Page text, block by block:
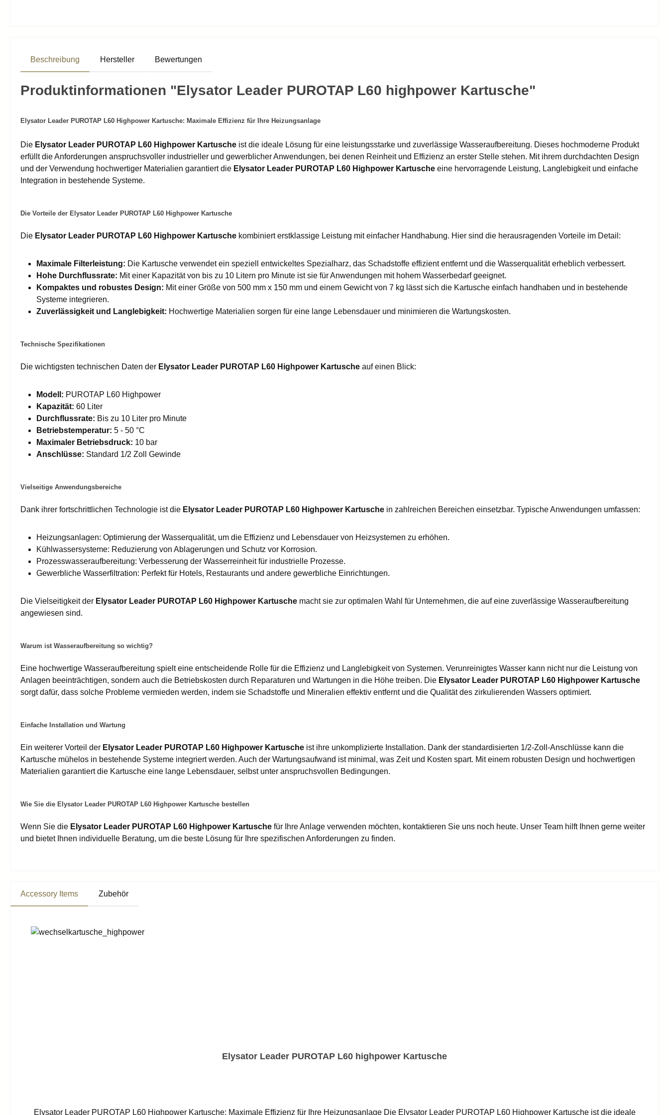
Beschreibung Hersteller Bewertungen
Produktinformationen "Elysator Leader PUROTAP L60 highpower Kartusche"
Elysator Leader PUROTAP L60 Highpower Kartusche: Maximale Effizienz für Ihre Heizungsanlage
Die Elysator Leader PUROTAP L60 Highpower Kartusche ist die ideale Lösung für eine leistungsstarke und zuverlässige Wasseraufbereitung. Dieses hochmoderne Produkt
erfüllt die Anforderungen anspruchsvoller industrieller und gewerblicher Anwendungen, bei denen Reinheit und Effizienz an erster Stelle stehen. Mit ihrem durchdachten Design
und der Verwendung hochwertiger Materialien garantiert die Elysator Leader PUROTAP L60 Highpower Kartusche eine hervorragende Leistung, Langlebigkeit und einfache
Integration in bestehende Systeme.
Die Vorteile der Elysator Leader PUROTAP L60 Highpower Kartusche
Die Elysator Leader PUROTAP L60 Highpower Kartusche kombiniert erstklassige Leistung mit einfacher Handhabung. Hier sind die herausragenden Vorteile im Detail:
Maximale Filterleistung: Die Kartusche verwendet ein speziell entwickeltes Spezialharz, das Schadstoffe effizient entfernt und die Wasserqualität erheblich verbessert.
Hohe Durchflussrate: Mit einer Kapazität von bis zu 10 Litern pro Minute ist sie für Anwendungen mit hohem Wasserbedarf geeignet.
Kompaktes und robustes Design: Mit einer Größe von 500 mm x 150 mm und einem Gewicht von 7 kg lässt sich die Kartusche einfach handhaben und in bestehende
Systeme integrieren.
Zuverlässigkeit und Langlebigkeit: Hochwertige Materialien sorgen für eine lange Lebensdauer und minimieren die Wartungskosten.
Technische Spezifikationen
Die wichtigsten technischen Daten der Elysator Leader PUROTAP L60 Highpower Kartusche auf einen Blick:
Modell: PUROTAP L60 Highpower
Kapazität: 60 Liter
Durchflussrate: Bis zu 10 Liter pro Minute
Betriebstemperatur: 5 - 50 °C
Maximaler Betriebsdruck: 10 bar
Anschlüsse: Standard 1/2 Zoll Gewinde
Vielseitige Anwendungsbereiche
Dank ihrer fortschrittlichen Technologie ist die Elysator Leader PUROTAP L60 Highpower Kartusche in zahlreichen Bereichen einsetzbar. Typische Anwendungen umfassen:
Heizungsanlagen: Optimierung der Wasserqualität, um die Effizienz und Lebensdauer von Heizsystemen zu erhöhen.
Kühlwassersysteme: Reduzierung von Ablagerungen und Schutz vor Korrosion.
Prozesswasseraufbereitung: Verbesserung der Wasserreinheit für industrielle Prozesse.
Gewerbliche Wasserfiltration: Perfekt für Hotels, Restaurants und andere gewerbliche Einrichtungen.
Die Vielseitigkeit der Elysator Leader PUROTAP L60 Highpower Kartusche macht sie zur optimalen Wahl für Unternehmen, die auf eine zuverlässige Wasseraufbereitung
angewiesen sind.
Warum ist Wasseraufbereitung so wichtig?
Eine hochwertige Wasseraufbereitung spielt eine entscheidende Rolle für die Effizienz und Langlebigkeit von Systemen. Verunreinigtes Wasser kann nicht nur die Leistung von
Anlagen beeinträchtigen, sondern auch die Betriebskosten durch Reparaturen und Wartungen in die Höhe treiben. Die Elysator Leader PUROTAP L60 Highpower Kartusche
sorgt dafür, dass solche Probleme vermieden werden, indem sie Schadstoffe und Mineralien effektiv entfernt und die Qualität des zirkulierenden Wassers optimiert.
Einfache Installation und Wartung
Ein weiterer Vorteil der Elysator Leader PUROTAP L60 Highpower Kartusche ist ihre unkomplizierte Installation. Dank der standardisierten 1/2-Zoll-Anschlüsse kann die
Kartusche mühelos in bestehende Systeme integriert werden. Auch der Wartungsaufwand ist minimal, was Zeit und Kosten spart. Mit einem robusten Design und hochwertigen
Materialien garantiert die Kartusche eine lange Lebensdauer, selbst unter anspruchsvollen Bedingungen.
Wie Sie die Elysator Leader PUROTAP L60 Highpower Kartusche bestellen
Wenn Sie die Elysator Leader PUROTAP L60 Highpower Kartusche für Ihre Anlage verwenden möchten, kontaktieren Sie uns noch heute. Unser Team hilft Ihnen gerne weiter
und bietet Ihnen individuelle Beratung, um die beste Lösung für Ihre spezifischen Anforderungen zu finden.
Accessory Items Zubehör
Elysator Leader PUROTAP L60 highpower Kartusche
Elysator Leader PUROTAP L60 Highpower Kartusche: Maximale Effizienz für Ihre Heizungsanlage Die Elysator Leader PUROTAP L60 Highpower Kartusche ist die ideale